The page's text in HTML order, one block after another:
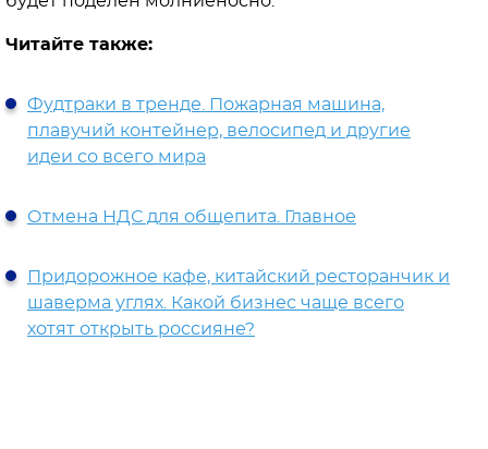
Читайте также:
Фудтраки в тренде. Пожарная машина,
плавучий контейнер, велосипед и другие
идеи со всего мира
Отмена НДС для общепита. Главное
Придорожное кафе, китайский ресторанчик и
шаверма углях. Какой бизнес чаще всего
хотят открыть россияне?